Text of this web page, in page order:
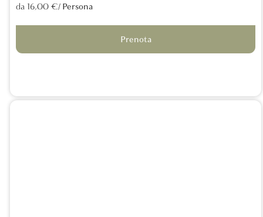
da 16,00 €/ Persona
Prenota